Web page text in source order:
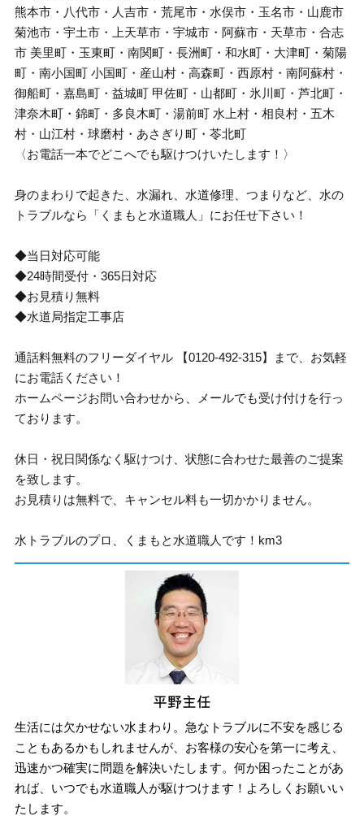
熊本市・八代市・人吉市・荒尾市・水俣市・玉名市・山鹿市
菊池市・宇土市・上天草市・宇城市・阿蘇市・天草市・合志
市 美里町・玉東町・南関町・長洲町・和水町・大津町・菊陽
町・南小国町 小国町・産山村・高森町・西原村・南阿蘇村・
御船町・嘉島町・益城町 甲佐町・山都町・氷川町・芦北町・
津奈木町・錦町・多良木町・湯前町 水上村・相良村・五木
村・山江村・球磨村・あさぎり町・苓北町
〈お電話一本でどこへでも駆けつけいたします！〉
身のまわりで起きた、水漏れ、水道修理、つまりなど、水の
トラブルなら「くまもと水道職人」にお任せ下さい！
◆当日対応可能
◆24時間受付・365日対応
◆お見積り無料
◆水道局指定工事店
通話料無料のフリーダイヤル 【0120-492-315】まで、お気軽
にお電話ください！
ホームページお問い合わせから、メールでも受け付けを行っ
ております。
休日・祝日関係なく駆けつけ、状態に合わせた最善のご提案
を致します。
お見積りは無料で、キャンセル料も一切かかりません。
水トラブルのプロ、くまもと水道職人です！km3
生活には欠かせない水まわり。急なトラブルに不安を感じる
こともあるかもしれませんが、お客様の安心を第一に考え、
迅速かつ確実に問題を解決いたします。何か困ったことがあ
れば、いつでも水道職人が駆けつけます！よろしくお願いい
たします。